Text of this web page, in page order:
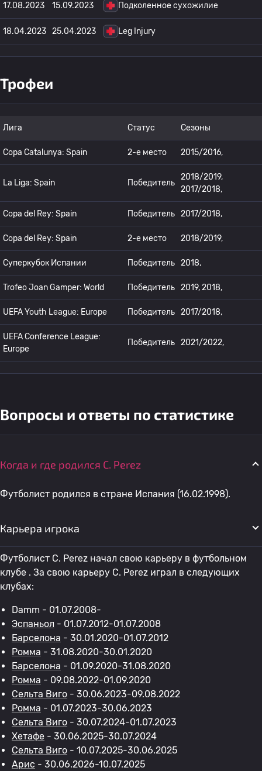
17.08.2023 15.09.2023 Подколенное сухожилие
18.04.2023 25.04.2023 Leg Injury
Трофеи
Лига Статус Сезоны
Copa Catalunya: Spain 2-е место 2015/2016,
La Liga: Spain Победитель
2018/2019,
2017/2018,
Copa del Rey: Spain Победитель 2017/2018,
Copa del Rey: Spain 2-е место 2018/2019,
Суперкубок Испании Победитель 2018,
Trofeo Joan Gamper: World Победитель 2019, 2018,
UEFA Youth League: Europe Победитель 2017/2018,
UEFA Conference League:
Europe
Победитель 2021/2022,
Вопросы и ответы по статистике
Когда и где родился C. Perez
Футболист родился в стране Испания (16.02.1998).
Карьера игрока
Футболист C. Perez начал свою карьеру в футбольном
клубе . За свою карьеру C. Perez играл в следующих
клубах:
Damm - 01.07.2008-
Эспаньол - 01.07.2012-01.07.2008
Барселона - 30.01.2020-01.07.2012
Ромма - 31.08.2020-30.01.2020
Барселона - 01.09.2020-31.08.2020
Ромма - 09.08.2022-01.09.2020
Сельта Виго - 30.06.2023-09.08.2022
Ромма - 01.07.2023-30.06.2023
Сельта Виго - 30.07.2024-01.07.2023
Хетафе - 30.06.2025-30.07.2024
Сельта Виго - 10.07.2025-30.06.2025
Арис - 30.06.2026-10.07.2025